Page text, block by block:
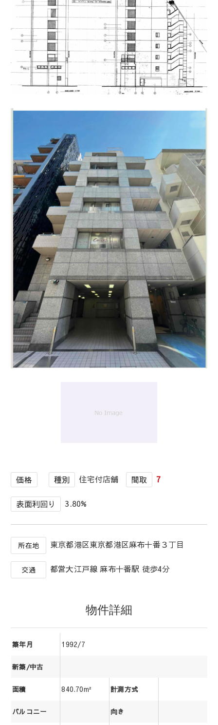
価格 種別 住宅付店舗 間取 7
表面利回り 3.80%
所在地 東京都港区東京都港区麻布十番３丁目
交通 都営大江戸線 麻布十番駅 徒歩4分
物件詳細
築年月 1992/7
新築/中古
面積 840.70m² 計測方式
バルコニー 向き